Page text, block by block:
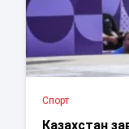
Спорт
Казахстан